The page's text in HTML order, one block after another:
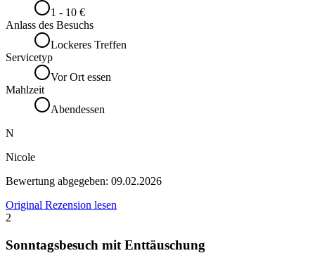
1 - 10 €
Anlass des Besuchs
Lockeres Treffen
Servicetyp
Vor Ort essen
Mahlzeit
Abendessen
N
Nicole
Bewertung abgegeben: 09.02.2026
Original Rezension lesen
2
Sonntagsbesuch mit Enttäuschung